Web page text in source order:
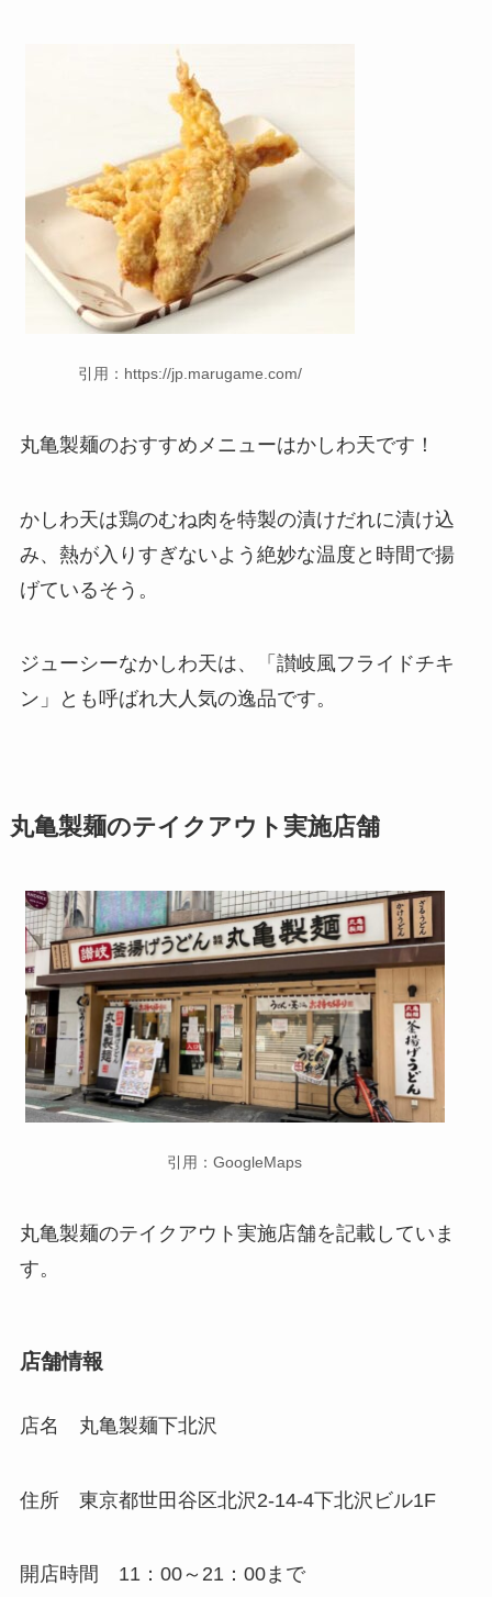
引用：https://jp.marugame.com/
丸亀製麺のおすすめメニューはかしわ天です！
かしわ天は鶏のむね肉を特製の漬けだれに漬け込
み、熱が入りすぎないよう絶妙な温度と時間で揚
げているそう。
ジューシーなかしわ天は、「讃岐風フライドチキ
ン」とも呼ばれ大人気の逸品です。
丸亀製麺のテイクアウト実施店舗
引用：GoogleMaps
丸亀製麺のテイクアウト実施店舗を記載していま
す。
店舗情報
店名 丸亀製麺下北沢
住所 東京都世田谷区北沢2-14-4下北沢ビル1F
開店時間 11：00～21：00まで